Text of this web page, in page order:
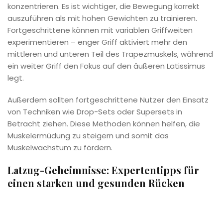
konzentrieren. Es ist wichtiger, die Bewegung korrekt
auszuführen als mit hohen Gewichten zu trainieren.
Fortgeschrittene können mit variablen Griffweiten
experimentieren – enger Griff aktiviert mehr den
mittleren und unteren Teil des Trapezmuskels, während
ein weiter Griff den Fokus auf den äußeren Latissimus
legt.
Außerdem sollten fortgeschrittene Nutzer den Einsatz
von Techniken wie Drop-Sets oder Supersets in
Betracht ziehen. Diese Methoden können helfen, die
Muskelermüdung zu steigern und somit das
Muskelwachstum zu fördern.
Latzug-Geheimnisse: Expertentipps für
einen starken und gesunden Rücken